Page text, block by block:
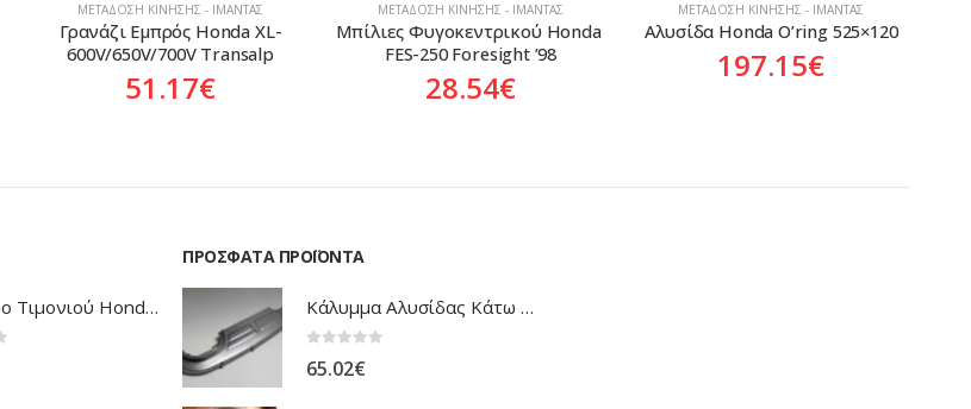
ΜΕΤΆΔΟΣΗ ΚΊΝΗΣΗΣ - ΙΜΆΝΤΑΣ
Γρανάζι Εμπρός Honda XL-
600V/650V/700V Transalp
51.17€
ΜΕΤΆΔΟΣΗ ΚΊΝΗΣΗΣ - ΙΜΆΝΤΑΣ
Μπίλιες Φυγοκεντρικού Honda
FES-250 Foresight ’98
28.54€
ΜΕΤΆΔΟΣΗ ΚΊΝΗΣΗΣ - ΙΜΆΝΤΑΣ
Αλυσίδα Honda O’ring 525×120
197.15€
Αντίβαρο Τιμονιού Honda ANF-125 Innova
ΠΡΌΣΦΑΤΑ ΠΡΟΪΌΝΤΑ
Κάλυμμα Αλυσίδας Κάτω Honda C-90
65.02€